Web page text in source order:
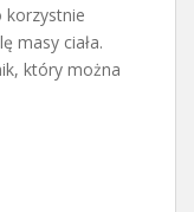
korzystnie
masy ciała.
który można